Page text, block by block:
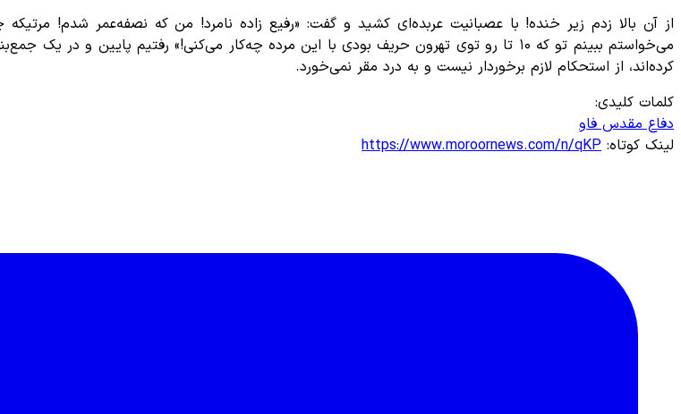
از آن بالا زدم زیر خنده! با عصبانیت عربده‌ای کشید و گفت: «رفیع زاده نامرد! من که نصفه‌عمر شدم!
می‌خواستم ببینم تو که ۱۰ تا رو توی تهرون حریف بودی با این مرده چه‌کار می‌کنی!» رفتیم
کرده‌اند، از استحکام لازم برخوردار نیست و به درد مقر نمی‌خورد.
کلمات کلیدی:
دفاع مقدسفاو
لینک کوتاه: https://www.moroornews.com/n/qKP